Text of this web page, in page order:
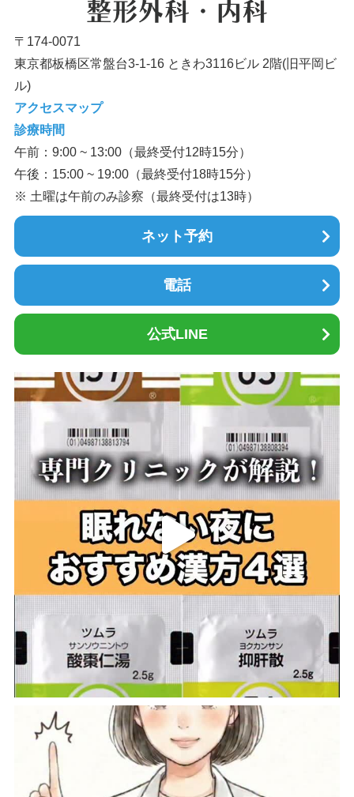
〒174-0071
東京都板橋区常盤台3-1-16 ときわ3116ビル 2階(旧平岡ビ
ル)
アクセスマップ
診療時間
午前：9:00 ~ 13:00（最終受付12時15分）
午後：15:00 ~ 19:00（最終受付18時15分）
※ 土曜は午前のみ診察（最終受付は13時）
ネット予約
電話
公式LINE